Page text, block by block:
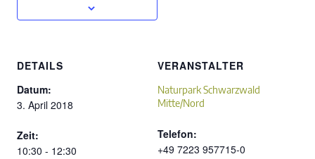
DETAILS
Datum:
3. April 2018
Zeit:
10:30 - 12:30
VERANSTALTER
Naturpark Schwarzwald
Mitte/Nord
Telefon:
+49 7223 957715-0